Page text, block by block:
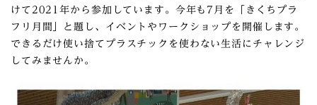
けて2021年から参加しています。今年も7月を「きくちプラ
フリ月間」と題し、イベントやワークショップを開催します。
できるだけ使い捨てプラスチックを使わない生活にチャレンジ
してみませんか。